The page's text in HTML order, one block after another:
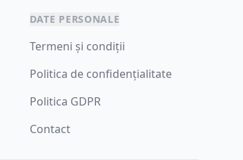
DATE PERSONALE
Termeni și condiții
Politica de confidențialitate
Politica GDPR
Contact